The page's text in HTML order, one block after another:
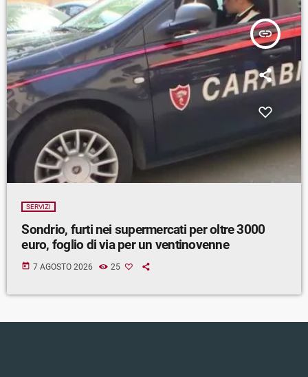
insert_link
SERVIZI
Sondrio, furti nei supermercati per oltre 3000
euro, foglio di via per un ventinovenne
today 7 AGOSTO 2026 25